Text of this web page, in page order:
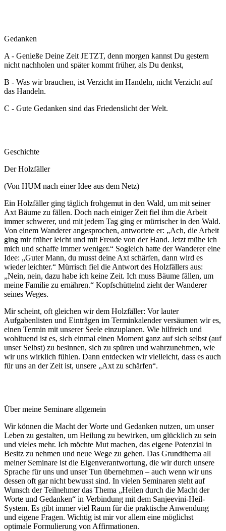
Gedanken
A - Genieße Deine Zeit JETZT, denn morgen kannst Du gestern
nicht nachholen und später kommt früher, als Du denkst,
B - Was wir brauchen, ist Verzicht im Handeln, nicht Verzicht auf
das Handeln.
C - Gute Gedanken sind das Friedenslicht der Welt.
Geschichte
Der Holzfäller
(Von HUM nach einer Idee aus dem Netz)
Ein Holzfäller ging täglich frohgemut in den Wald, um mit seiner
Axt Bäume zu fällen. Doch nach einiger Zeit fiel ihm die Arbeit
immer schwerer, und mit jedem Tag ging er mürrischer in den Wald.
Von einem Wanderer angesprochen, antwortete er: „Ach, die Arbeit
ging mir früher leicht und mit Freude von der Hand. Jetzt mühe ich
mich und schaffe immer weniger.“ Sogleich hatte der Wanderer eine
Idee: „Guter Mann, du musst deine Axt schärfen, dann wird es
wieder leichter.“ Mürrisch fiel die Antwort des Holzfällers aus:
„Nein, nein, dazu habe ich keine Zeit. Ich muss Bäume fällen, um
meine Familie zu ernähren.“ Kopfschüttelnd zieht der Wanderer
seines Weges.
Mir scheint, oft gleichen wir dem Holzfäller: Vor lauter
Aufgabenlisten und Einträgen im Terminkalender versäumen wir es,
einen Termin mit unserer Seele einzuplanen. Wie hilfreich und
wohltuend ist es, sich einmal einen Moment ganz auf sich selbst (auf
unser Selbst) zu besinnen, sich zu spüren und wahrzunehmen, wie
wir uns wirklich fühlen. Dann entdecken wir vielleicht, dass es auch
für uns an der Zeit ist, unsere „Axt zu schärfen“.
Über meine Seminare allgemein
Wir können die Macht der Worte und Gedanken nutzen, um unser
Leben zu gestalten, um Heilung zu bewirken, um glücklich zu sein
und vieles mehr. Ich möchte Mut machen, das eigene Potenzial in
Besitz zu nehmen und neue Wege zu gehen. Das Grundthema all
meiner Seminare ist die Eigenverantwortung, die wir durch unsere
Sprache für uns und unser Tun übernehmen – auch wenn wir uns
dessen oft gar nicht bewusst sind. In vielen Seminaren steht auf
Wunsch der Teilnehmer das Thema „Heilen durch die Macht der
Worte und Gedanken“ in Verbindung mit dem Sanjeevini-Heil-
System. Es gibt immer viel Raum für die praktische Anwendung
und eigene Fragen. Wichtig ist mir vor allem eine möglichst
optimale Formulierung von Affirmationen.